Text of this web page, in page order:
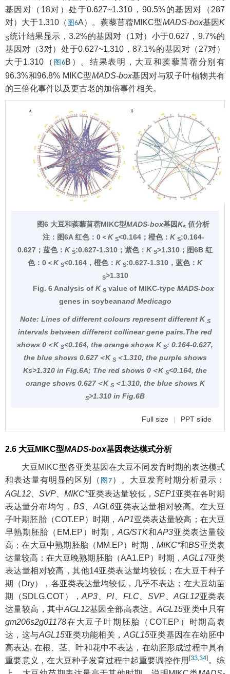
基因对（18对）处于0.627~1.310，90.5%的基因对（287
对）大于1.310（ 图6A）。蒺藜苜蓿MIKC型MADS-box基因K
S统计结果显示，3.2%的基因对（1对）小于0.627，9.7%的
基因对（3对）处于0.627~1.310，87.1%的基因对（27对）
大于1.310（ 图6B）。结果表明，大豆和蒺藜苜蓿分别有
96.3%和96.8% MIKC型MADS-box基因对与双子叶植物共有
的三倍化事件以及更古老的加倍事件相关。
图6 大豆和蒺藜苜蓿MIKC型MADS-box基因Ks 值分析
注： 图6A 红色：0＜K S<0.164；橙色： K S:0.164-
0.627；蓝色： K S:0.627-1.310；紫色： K S>1.310；图6B 红
色：0＜K S<0.164，橙色： K S:0.627-1.310，蓝色： K
S>1.310
Fig. 6 Analysis of K Svalue of MIKC-type MADS-box
genes in soybeanand Medicago
Note: Lines of different colours represent different K S
intervals between different collinear gene pairs.The red
shows 0＜K S<0.164, the orange shows K S: 0.164-0.627,
the blue shows 0.627＜K S＜1.310, the purple shows
Ks>1.310 in Fig.6A; The red shows 0＜K S<0.164, the
orange shows 0.627＜K S＜1.310, the blue shows K
S>1.310 in Fig.6B
Full size | PPT slide
2.6 大豆MIKC型MADS-box基因表达模式分析
大豆MIKC型各亚类基因在大豆不同发育时期的表达模式
和表达量有明显的区别（ 图7 ）。大豆发育时期分析显示：
AGL12、SVP、MIKC*亚类表达量较低， SEP1亚类在各时期
表达量分布均匀， BS、AGL6亚类表达量相对较高。在大豆
子叶期胚胎（COT.EP）时期，AP1亚类表达量较高；在大豆
早熟期胚胎（EM.EP）时期，AG/STK和AP3亚类表达量较
高；在大豆中熟期胚胎（MM.EP）时期，MIKC*和BS亚类表
达量较高；在大豆晚熟期胚胎（AA1.EP）时期，AGL17亚类
表达量相对较高，其他14亚类表达量均较低；在大豆干种子
期（Dry），各亚类表达量均较低，几乎不表达；在大豆幼苗
期（SDLG.COT），AP3、PI、 FLC、 SVP、AGL12亚类表
达量较高，其中AGL12基因全部高表达。AGL15亚类中只有
gm206s2g01178在大豆子叶期胚胎（COT.EP）时期高表
达，这与AGL15亚类功能相关，AGL15亚类基因在在幼胚中
高表达, 在根、茎、叶和花中不表达，在幼胚形成过程中具有
重要意义，在大豆种子发育过程中起重要调控作用[33,34] 。综